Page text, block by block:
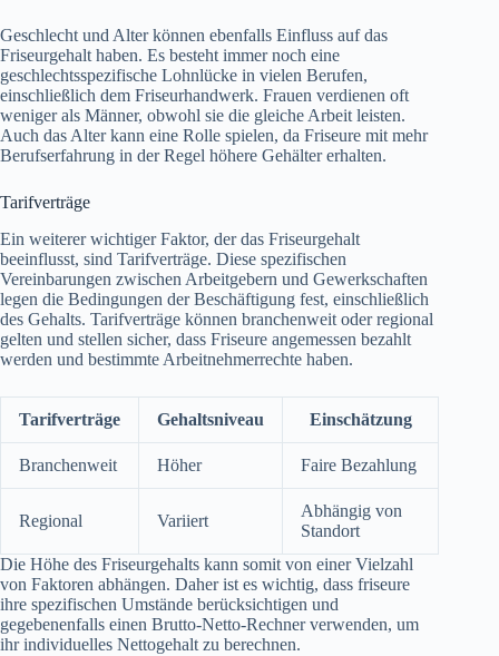
Geschlecht und Alter können ebenfalls Einfluss auf das
Friseurgehalt haben. Es besteht immer noch eine
geschlechtsspezifische Lohnlücke in vielen Berufen,
einschließlich dem Friseurhandwerk. Frauen verdienen oft
weniger als Männer, obwohl sie die gleiche Arbeit leisten.
Auch das Alter kann eine Rolle spielen, da Friseure mit mehr
Berufserfahrung in der Regel höhere Gehälter erhalten.
Tarifverträge
Ein weiterer wichtiger Faktor, der das Friseurgehalt
beeinflusst, sind Tarifverträge. Diese spezifischen
Vereinbarungen zwischen Arbeitgebern und Gewerkschaften
legen die Bedingungen der Beschäftigung fest, einschließlich
des Gehalts. Tarifverträge können branchenweit oder regional
gelten und stellen sicher, dass Friseure angemessen bezahlt
werden und bestimmte Arbeitnehmerrechte haben.
Tarifverträge Gehaltsniveau Einschätzung
Branchenweit Höher Faire Bezahlung
Regional Variiert
Abhängig von
Standort
Die Höhe des Friseurgehalts kann somit von einer Vielzahl
von Faktoren abhängen. Daher ist es wichtig, dass friseure
ihre spezifischen Umstände berücksichtigen und
gegebenenfalls einen Brutto-Netto-Rechner verwenden, um
ihr individuelles Nettogehalt zu berechnen.